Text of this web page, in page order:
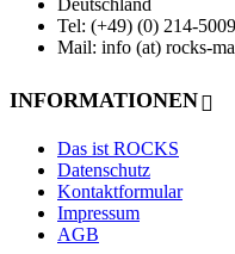
Deutschland
Tel: (+49) (0) 214-
Mail: info (at) rocks-
INFORMATIONEN
Das ist ROCKS
Datenschutz
Kontaktformular
Impressum
AGB